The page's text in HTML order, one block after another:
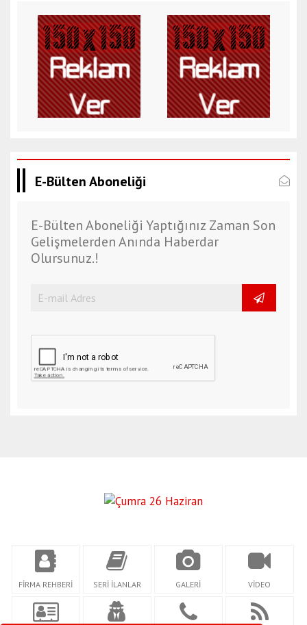
E-Bülten Aboneliği
E-Bülten Aboneliği Yaptığınız Zaman Son
Gelişmelerden Anında Haberdar
Olursunuz.!
FİRMA REHBERİ SERİ İLANLAR GALERİ VİDEO